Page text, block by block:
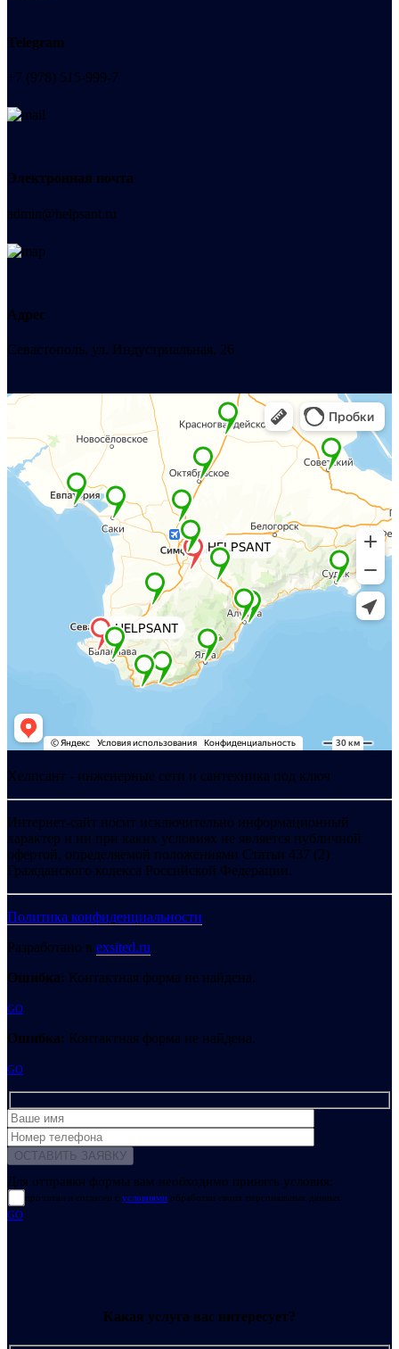
Telegram
+7 (978) 515-999-7
Электронная почта
admin@helpsant.ru
Адрес
Севастополь, ул. Индустриальная, 26
Хелпсант - инженерные сети и сантехника под ключ
Интернет-сайт носит исключительно информационный
характер и ни при каких условиях не является публичной
офертой, определяемой положениями Статьи 437 (2)
Гражданского кодекса Российской Федерации.
Политика конфиденциальности
Разработано в exsited.ru
Ошибка: Контактная форма не найдена.
GO
Ошибка: Контактная форма не найдена.
GO
Для отправки формы вам необходимо принять условия:
прочитал и согласен с условиями обработки своих персональных данных
GO
Какая услуга вас интересует?